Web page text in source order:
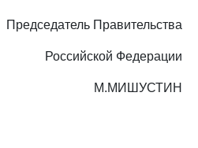
Председатель Правительства
Российской Федерации
М.МИШУСТИН